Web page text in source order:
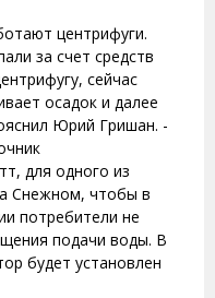
центрифуги.
за счет средств
сейчас
осадок и далее
Юрий Гришан. -
для одного из
Снежном, чтобы в
потребители не
подачи воды. В
будет установлен